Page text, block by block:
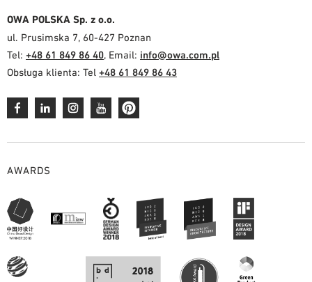
OWA POLSKA Sp. z o.o.
ul. Prusimska 7, 60-427 Poznan
Tel: +48 61 849 86 40, Email: info@owa.com.pl
Obsługa klienta: Tel +48 61 849 86 43
AWARDS